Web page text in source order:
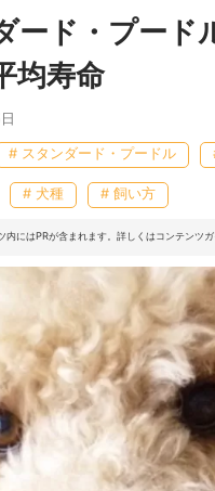
ード・プード
均寿命
# スタンダード・プードル
# 犬種 # 飼い方
にはPRが含まれます。詳しくはコンテンツガ